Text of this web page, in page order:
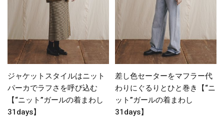
ジャケットスタイルはニット
パーカでラフさを呼び込む
【“ニット”ガールの着まわし
31days】
差し色セーターをマフラー代
わりにぐるりとひと巻き【“ニ
ット”ガールの着まわし
31days】